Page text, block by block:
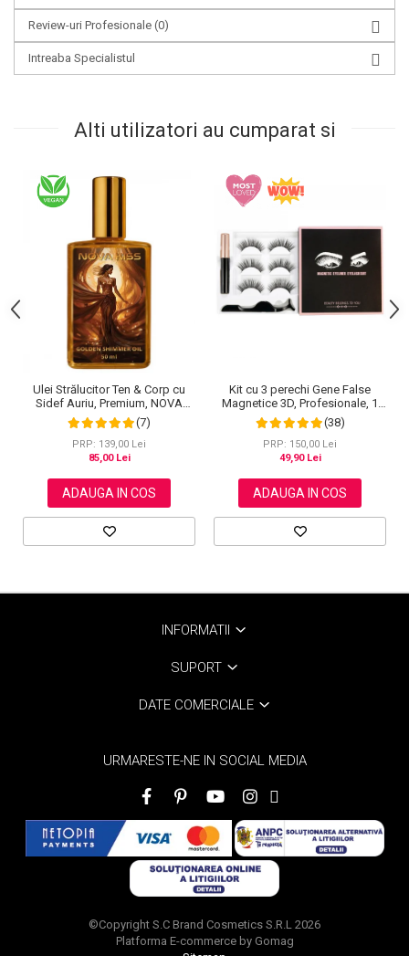
Review-uri Profesionale (0)
Intreaba Specialistul
Alti utilizatori au cumparat si
Ulei Strălucitor Ten & Corp cu
Sidef Auriu, Premium, NOVA
KISS®, 50 ml(7)
PRP: 139,00 Lei
85,00 Lei
ADAUGA IN COS
Kit cu 3 perechi Gene False
Magnetice 3D, Profesionale, 1
Aplicator, 1 Eyeliner Magnetic
Negru intens, Waterproof, 3
Modele
(38)
PRP: 150,00 Lei
49,90 Lei
ADAUGA IN COS
INFORMATII
SUPORT
DATE COMERCIALE
URMARESTE-NE IN SOCIAL MEDIA
©Copyright S.C Brand Cosmetics S.R.L 2026
Platforma E-commerce by Gomag